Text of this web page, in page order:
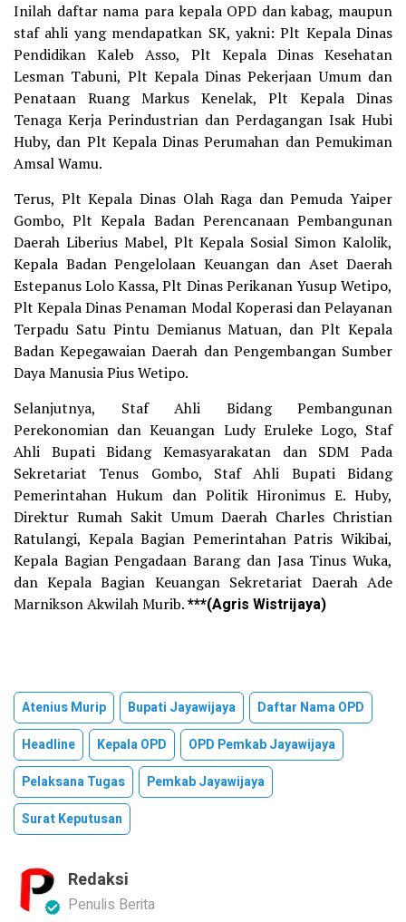
Inilah daftar nama para kepala OPD dan kabag, maupun
staf ahli yang mendapatkan SK, yakni: Plt Kepala Dinas
Pendidikan Kaleb Asso, Plt Kepala Dinas Kesehatan
Lesman Tabuni, Plt Kepala Dinas Pekerjaan Umum dan
Penataan Ruang Markus Kenelak, Plt Kepala Dinas
Tenaga Kerja Perindustrian dan Perdagangan Isak Hubi
Huby, dan Plt Kepala Dinas Perumahan dan Pemukiman
Amsal Wamu.
Terus, Plt Kepala Dinas Olah Raga dan Pemuda Yaiper
Gombo, Plt Kepala Badan Perencanaan Pembangunan
Daerah Liberius Mabel, Plt Kepala Sosial Simon Kalolik,
Kepala Badan Pengelolaan Keuangan dan Aset Daerah
Estepanus Lolo Kassa, Plt Dinas Perikanan Yusup Wetipo,
Plt Kepala Dinas Penaman Modal Koperasi dan Pelayanan
Terpadu Satu Pintu Demianus Matuan, dan Plt Kepala
Badan Kepegawaian Daerah dan Pengembangan Sumber
Daya Manusia Pius Wetipo.
Selanjutnya, Staf Ahli Bidang Pembangunan
Perekonomian dan Keuangan Ludy Eruleke Logo, Staf
Ahli Bupati Bidang Kemasyarakatan dan SDM Pada
Sekretariat Tenus Gombo, Staf Ahli Bupati Bidang
Pemerintahan Hukum dan Politik Hironimus E. Huby,
Direktur Rumah Sakit Umum Daerah Charles Christian
Ratulangi, Kepala Bagian Pemerintahan Patris Wikibai,
Kepala Bagian Pengadaan Barang dan Jasa Tinus Wuka,
dan Kepala Bagian Keuangan Sekretariat Daerah Ade
Marnikson Akwilah Murib.***(Agris Wistrijaya)
Atenius Murip Bupati Jayawijaya
Daftar Nama OPD
Headline
Kepala OPD
OPD Pemkab Jayawijaya
Pelaksana Tugas
Pemkab Jayawijaya
Surat Keputusan
Redaksi
Penulis Berita